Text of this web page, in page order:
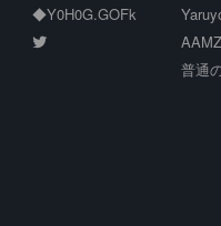
◆Y0H0G.GOFk
普通